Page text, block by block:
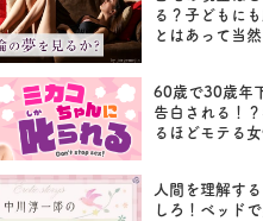
る？子どもに
とはあって当然
60歳で30歳年
告白される！
るほどモテる
人間を理解す
しろ！ベッド